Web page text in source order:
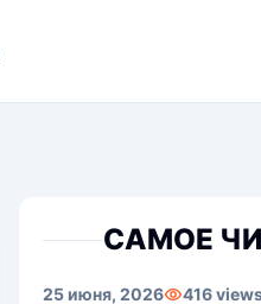
САМОЕ
25 июня, 2026 416